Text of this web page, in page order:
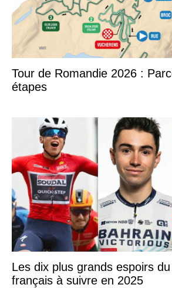
Tour de Romandie 2026 :
étapes
Les dix plus grands espoirs
français à suivre en 2025